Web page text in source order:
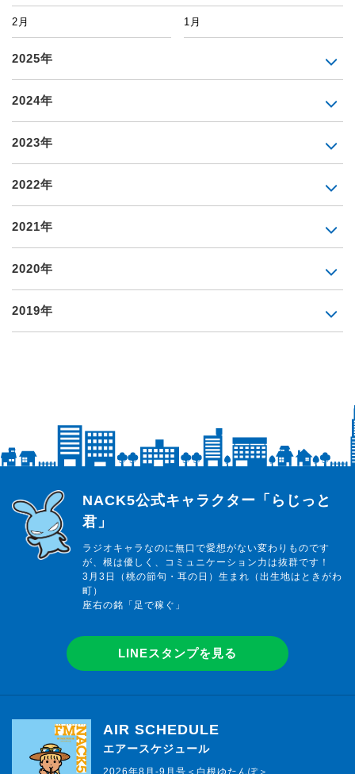
2月 1月
2025年
2024年
2023年
2022年
2021年
2020年
2019年
らじっと君
NACK5公式キャラクター「らじっと
君」
ラジオキャラなのに無口で愛想がない変わりものです
が、根は優しく、コミュニケーション力は抜群です！
3月3日（桃の節句・耳の日）生まれ（出生地はときがわ
町）
座右の銘「足で稼ぐ」
LINEスタンプを見る
AIR SCHEDULE
エアースケジュール
2026年8月-9月号＜白根ゆたんぽ＞